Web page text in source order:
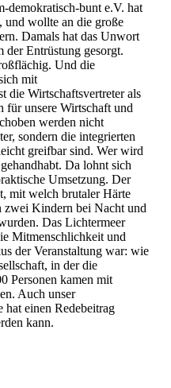
demokratisch-bunt e.V. hat
und wollte an die große
Damals hat das Unwort
der Entrüstung gesorgt.
Und die
mit
die Wirtschaftsvertreter als
für unsere Wirtschaft und
werden nicht
sondern die integrierten
greifbar sind. Wer wird
Da lohnt sich
Umsetzung. Der
mit welch brutaler Härte
zwei Kindern bei Nacht und
Das Lichtermeer
Mitmenschlichkeit und
der Veranstaltung war: wie
in der die
Personen kamen mit
Auch unser
einen Redebeitrag
kann.